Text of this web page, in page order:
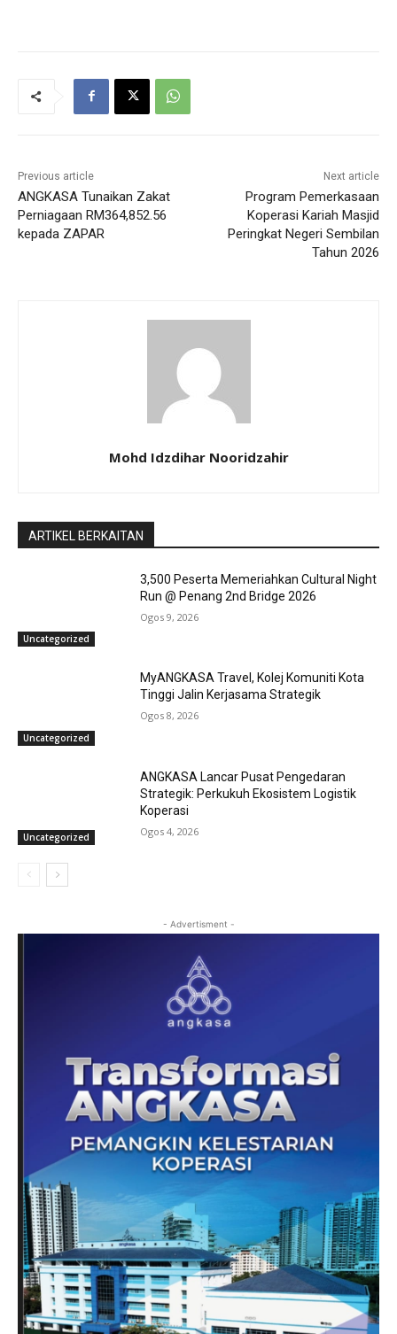
Previous article
ANGKASA Tunaikan Zakat
Perniagaan RM364,852.56
kepada ZAPAR
Next article
Program Pemerkasaan
Koperasi Kariah Masjid
Peringkat Negeri Sembilan
Tahun 2026
Mohd Idzdihar Nooridzahir
ARTIKEL BERKAITAN
Uncategorized
3,500 Peserta Memeriahkan Cultural Night
Run @ Penang 2nd Bridge 2026
Ogos 9, 2026
Uncategorized
MyANGKASA Travel, Kolej Komuniti Kota
Tinggi Jalin Kerjasama Strategik
Ogos 8, 2026
Uncategorized
ANGKASA Lancar Pusat Pengedaran
Strategik: Perkukuh Ekosistem Logistik
Koperasi
Ogos 4, 2026
- Advertisment -